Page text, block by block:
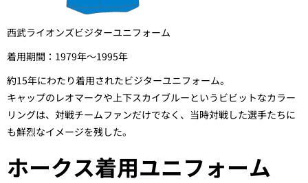
西武ライオンズビジターユニフォーム
着用期間：1979年～1995年
約15年にわたり着用されたビジターユニフォーム。
キャップのレオマークや上下スカイブルーというビビットなカラー
リングは、対戦チームファンだけでなく、当時対戦した選手たちに
も鮮烈なイメージを残した。
ホークス着用ユニフォーム